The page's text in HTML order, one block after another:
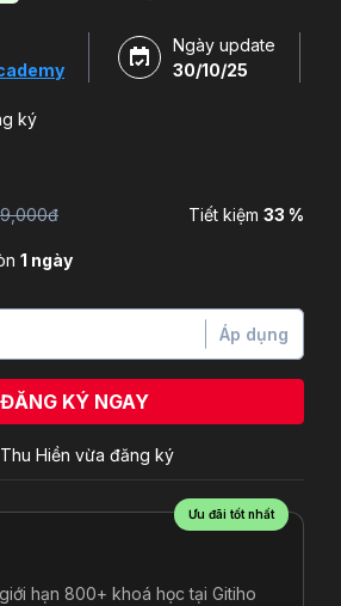
Ngày update
30/10/25
ký
Tiết kiệm 33 %
1 ngày
Áp dụng
ĐĂNG KÝ NGAY
Thu Hiền vừa đăng ký
Ưu đãi tốt nhất
hạn 800+ khoá học tại Gitiho